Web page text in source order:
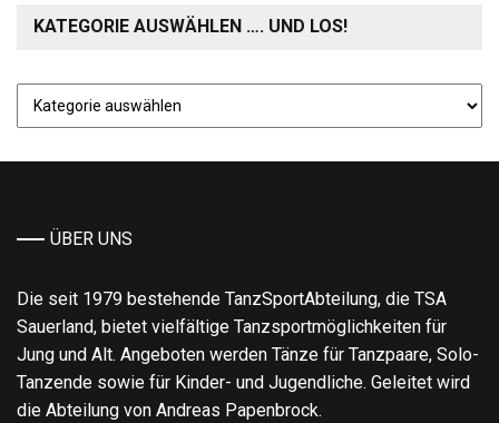
KATEGORIE AUSWÄHLEN …. UND LOS!
auswählen
und
ÜBER UNS
Die seit 1979 bestehende TanzSportAbteilung, die TSA
Sauerland, bietet vielfältige Tanzsportmöglichkeiten für
Jung und Alt. Angeboten werden Tänze für Tanzpaare, Solo-
Tanzende sowie für Kinder- und Jugendliche. Geleitet wird
die Abteilung von Andreas Papenbrock.